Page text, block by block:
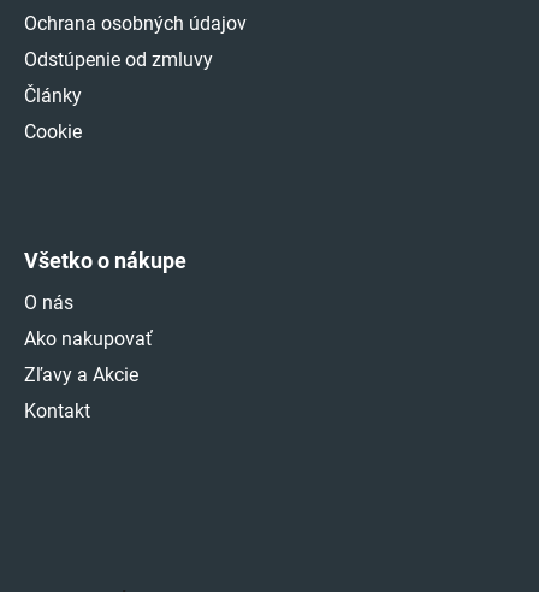
Ochrana osobných údajov
Odstúpenie od zmluvy
Články
Cookie
Všetko o nákupe
O nás
Ako nakupovať
Zľavy a Akcie
Kontakt